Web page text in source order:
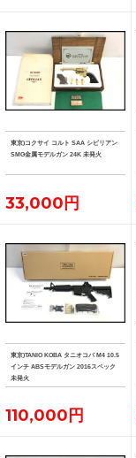
東京)コクサイ コルト SAA シビリアン
SMG金属モデルガン 24K 未発火
33,000円
東京)TANIO KOBA タニオコバ M4 10.5
インチ ABSモデルガン 2016スペック
未発火
110,000円